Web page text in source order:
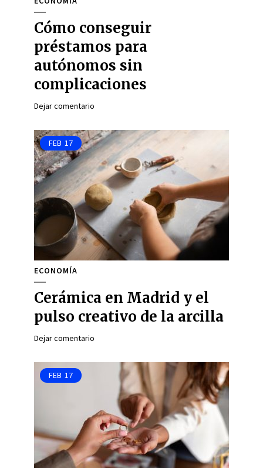
Cómo conseguir
préstamos para
autónomos sin
complicaciones
Dejar comentario
FEB 17
ECONOMÍA
Cerámica en Madrid y el
pulso creativo de la arcilla
Dejar comentario
FEB 17